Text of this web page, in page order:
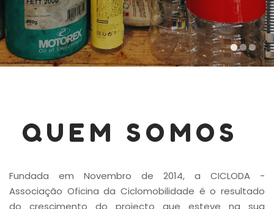
QUEM SOMOS
Fundada em Novembro de 2014, a CICLODA -
Associação Oficina da Ciclomobilidade é o resultado
do crescimento do projecto que esteve na sua